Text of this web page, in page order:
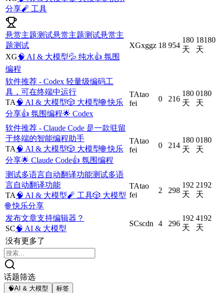
分享🧨 工具
悬赏主题测试悬赏主题测试悬赏主
题测试
XG🧠 AI & 大模型💦 纯水👍 氛围
编程
XGxggz 18 954
180
天
18180
天
软件推荐 - Codex 轻量级编码工
具，可在终端中运行
TA 🧠 AI & 大模型🎲 大模型🌐 快乐
分享👍 氛围编程🌟 Codex
TAtao
fei
0 216
180
天
0180
天
软件推荐 - Claude Code 是一款驻留
于终端的智能编程助手
TA 🧠 AI & 大模型🎲 大模型🌐 快乐
分享🌟 Claude Code👍 氛围编程
TAtao
fei
0 214
180
天
0180
天
测试多语言自动翻译功能测试多语
言自动翻译功能
TA 🧠 AI & 大模型🧨 工具🎲 大模型
🌐 快乐分享
TAtao
fei
2 298
192
天
2192
天
发布文章支持编辑器？
SC🧠 AI & 大模型
SCscdn 4 296
192
天
4192
天
没有更多了
话题筛选
🧠AI & 大模型 标签